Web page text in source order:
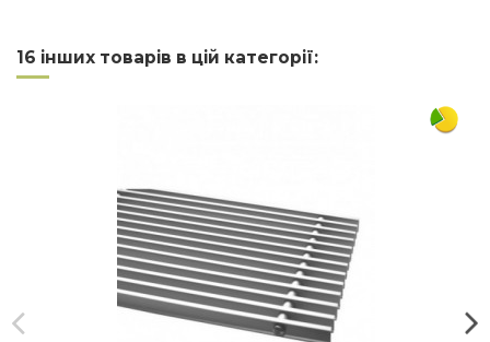
Ширина
380
16 інших товарів в цій категорії: